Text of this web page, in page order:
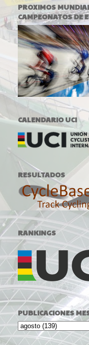
PROXIMOS
CAMPEONATOS DE
CALENDARIO UCI
RESULTADOS
RANKINGS
PUBLICACIONES